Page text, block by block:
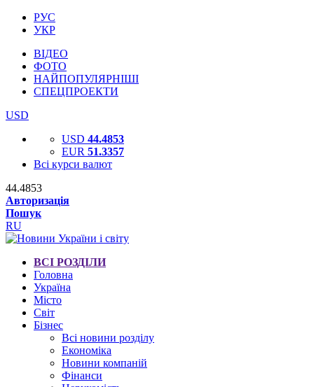
РУС
УКР
ВІДЕО
ФОТО
НАЙПОПУЛЯРНІШІ
СПЕЦПРОЕКТИ
USD
USD 44.4853
EUR 51.3357
Всі курси валют
44.4853
Авторизація
Пошук
RU
ВСІ РОЗДІЛИ
Головна
Україна
Місто
Світ
Бізнес
Всі новини розділу
Економіка
Новини компаній
Фінанси